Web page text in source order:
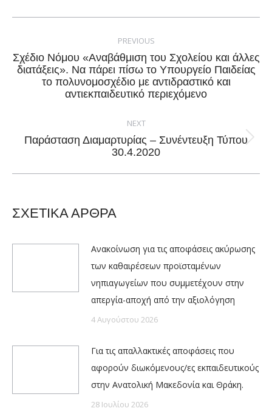
Facebook
X
PinterestLinkedIn
PREVIOUS
Previous
post:
Σχέδιο Νόμου «Αναβάθμιση του Σχολείου και άλλες
διατάξεις». Να πάρει πίσω το Υπουργείο Παιδείας
το πολυνομοσχέδιο με αντιδραστικό και
αντιεκπαιδευτικό περιεχόμενο
NEXT
Next
Παράσταση Διαμαρτυρίας – Συνέντευξη Τύπου
30.4.2020
ΣΧΕΤΙΚΑ ΑΡΘΡΑ
Ανακοίνωση για τις αποφάσεις ακύρωσης
των καθαιρέσεων προϊσταμένων
νηπιαγωγείων που συμμετέχουν στην
απεργία-αποχή από την αξιολόγηση
4 Αυγούστου 2026
Για τις απαλλακτικές αποφάσεις που
αφορούν διωκόμενους/ες εκπαιδευτικούς
στην Ανατολική Μακεδονία και Θράκη.
28 Ιουλίου 2026